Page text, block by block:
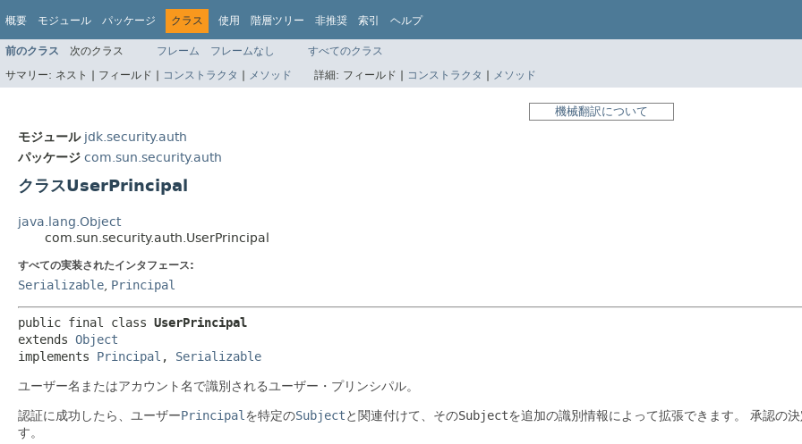
概要 モジュール パッケージ クラス 使用 階層ツリー 非推奨 索引 ヘルプ
前のクラス 次のクラス フレーム フレームなし
すべてのクラス
サマリー: ネスト | フィールド | コンストラクタ | メソッド 詳細: フィールド | コンストラクタ | メソッド
機械翻訳について
モジュール jdk.security.auth
パッケージ com.sun.security.auth
クラスUserPrincipal
java.lang.Object
com.sun.security.auth.UserPrincipal
すべての実装されたインタフェース:
Serializable Principal
public final class UserPrincipal
extends Object
implements Principal , Serializable
ユーザー名またはアカウント名で識別されるユーザー・プリンシパル。
認証に成功したら、ユーザーPrincipalを特定のSubjectと関連付けて、そのSubjectを追加の識別情報によって拡張できます。
承認の
す。